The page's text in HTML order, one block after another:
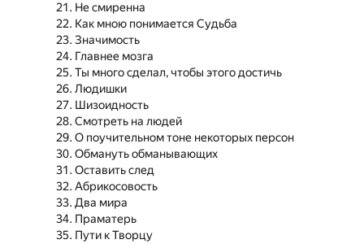
Не смиренна
Как мною понимается Судьба
Значимость
Главнее мозга
Ты много сделал, чтобы этого достичь
Людишки
Шизоидность
Смотреть на людей
О поучительном тоне некоторых персон
Обмануть обманывающих
Оставить след
Абрикосовость
Два мира
Праматерь
Пути к Творцу